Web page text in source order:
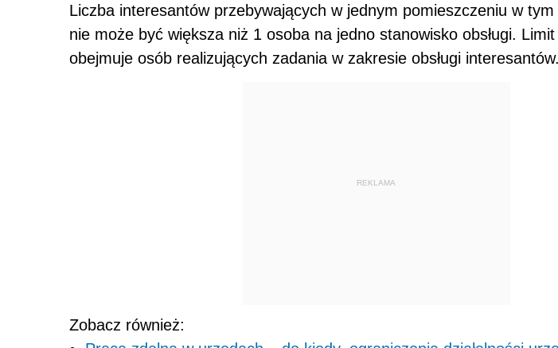
Liczba interesantów przebywających w jednym pomieszczeniu w
nie może być większa niż 1 osoba na jedno stanowisko obsługi.
obejmuje osób realizujących zadania w zakresie obsługi interesantów.
REKLAMA
Zobacz również: